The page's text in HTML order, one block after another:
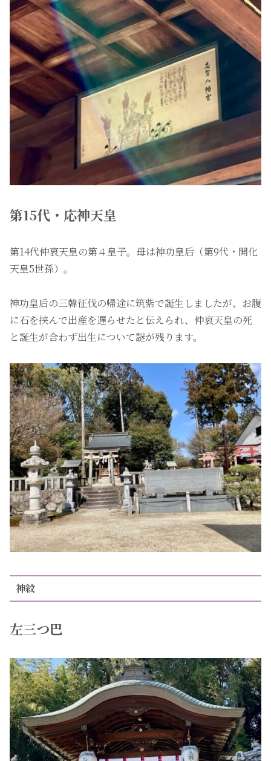
第15代・応神天皇
第14代仲哀天皇の第４皇子。母は神功皇后（第9代・開化
天皇5世孫）。
神功皇后の三韓征伐の帰途に筑紫で誕生しましたが、お腹
に石を挟んで出産を遅らせたと伝えられ、仲哀天皇の死
と誕生が合わず出生について謎が残ります。
神紋
左三つ巴